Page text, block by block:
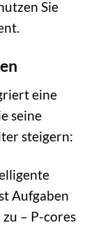
Sie
eine
seine
steigern:
Aufgaben
– P-cores